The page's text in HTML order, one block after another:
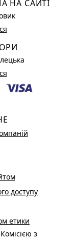
НА САЙТІ
доступу
етики
з